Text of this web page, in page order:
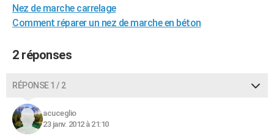
GUIDES D'ACHAT
CARTE DE VOEUX
Carte de Noël
Carte Bonne année
Carte Saint-Valentin
Carte Pâques
Carte d'anniversaire
DICTIONNAIRE
Dictionnaire
Biographies
Citations
Expressions
Proverbes
PROGRAMME TV
Nez de marche carrelage
Comment réparer un nez de marche en béton
2 réponses
RÉPONSE 1 / 2
acuceglio
23 janv. 2012 à 21:10